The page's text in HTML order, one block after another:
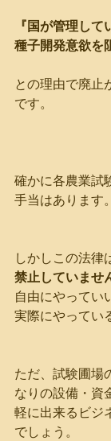
『国が管理し
種子開発意欲を
との理由で廃止
です。
確かに各農業試
手当はあります。
しかしこの法律
禁止していませ
自由にやってい
実際にやってい
ただ、試験圃場
なりの設備・資
軽に出来るビジ
でしょう。